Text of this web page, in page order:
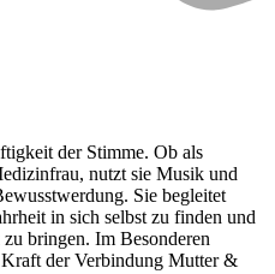
der Stimme. Ob als
nutzt sie Musik und
Sie begleitet
in sich selbst zu finden und
bringen. Im Besonderen
der Verbindung Mutter &